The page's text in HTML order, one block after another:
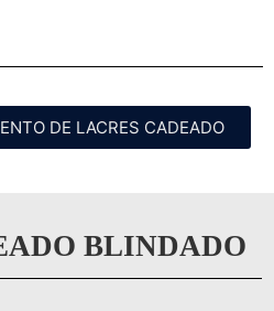
DE LACRES CADEADO
BLINDADO